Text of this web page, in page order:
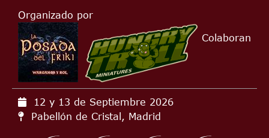
Organizado por
Colaboran
12 y 13 de Septiembre 2026
Pabellón de Cristal, Madrid